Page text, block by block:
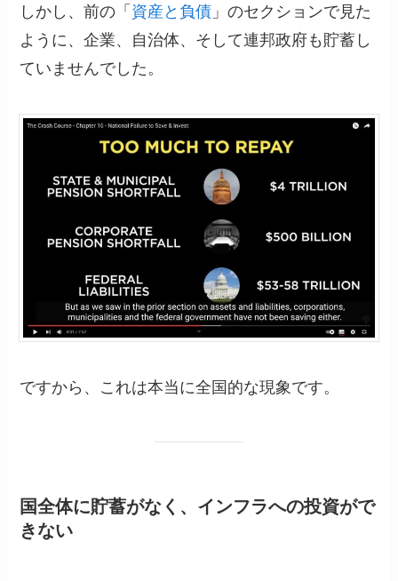
しかし、前の「 資産と負債 」のセクションで見た
ように、企業、自治体、そして連邦政府も貯蓄し
ていませんでした。
ですから、これは本当に全国的な現象です。
国全体に貯蓄がなく、インフラへの投資がで
きない